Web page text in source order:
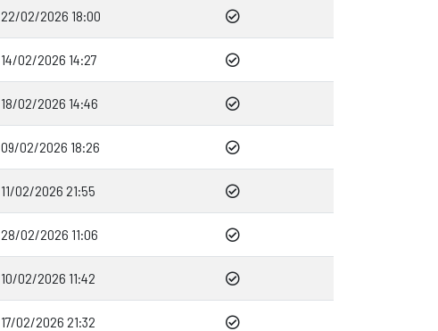
22/02/2026 18:00
14/02/2026 14:27
18/02/2026 14:46
09/02/2026 18:26
11/02/2026 21:55
28/02/2026 11:06
10/02/2026 11:42
17/02/2026 21:32